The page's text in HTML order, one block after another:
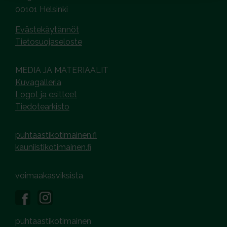
00101 Helsinki
Evästekäytännöt
Tietosuojaseloste
MEDIA JA MATERIAALIT
Kuvagalleria
Logot ja esitteet
Tiedotearkisto
puhtaastikotimainen.fi
kauniistikotimainen.fi
voimaakasviksista
puhtaastikotimainen